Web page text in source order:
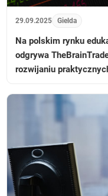
29.09.2025 Gielda
Na polskim rynku
odgrywa
rozwijaniu